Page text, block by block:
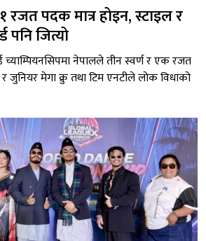
रजत पदक मात्र होइन, स्टाइल र
पनि जित्यो
च्याम्पियनसिपमा नेपालले तीन स्वर्ण र एक रजत
जुनियर मेगा क्रु तथा टिम एनटीले लोक विधाको